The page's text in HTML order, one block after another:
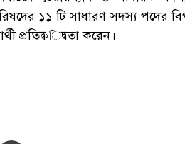
পরিষদের ১১ টি সাধারণ সদস্য পদের
প্রতিদ্ব›িদ্বতা করেন।